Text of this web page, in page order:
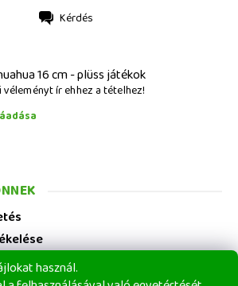
Kérdés
16 cm - plüss játékok
ír ehhez a tételhez!
használ.